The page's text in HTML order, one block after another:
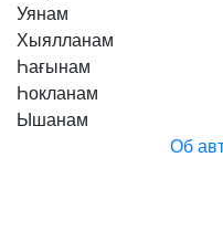
Уянам
Хыялланам
Һағынам
Һокланам
Ышанам
Об